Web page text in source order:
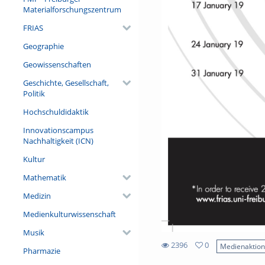
Materialforschungszentrum
FRIAS
Geographie
Geowissenschaften
Geschichte, Gesellschaft,
Politik
Hochschuldidaktik
Innovationscampus
Nachhaltigkeit (ICN)
Kultur
Mathematik
Medizin
Medienkulturwissenschaft
Musik
Pharmazie
2396
0